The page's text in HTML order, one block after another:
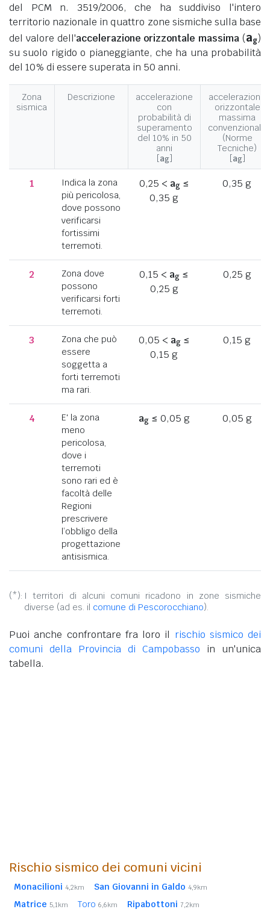
del PCM n. 3519/2006, che ha suddiviso l'intero
territorio nazionale in quattro zone sismiche sulla base
del valore dell'accelerazione orizzontale massima (ag)
su suolo rigido o pianeggiante, che ha una probabilità
del 10% di essere superata in 50 anni.
Zona
sismica
Descrizione
accelerazione
con
probabilità di
superamento
del 10% in 50
anni
[ag]
accelerazione
orizzontale
massima
convenzionale
(Norme
Tecniche)
[ag]
1
Indica la zona
più pericolosa,
dove possono
verificarsi
fortissimi
terremoti.
0,25 < ag≤
0,35 g
0,35 g
2
Zona dove
possono
verificarsi forti
terremoti.
0,15 < ag ≤
0,25 g
0,25 g
3
Zona che può
essere
soggetta a
forti terremoti
ma rari.
0,05 < ag≤
0,15 g
0,15 g
4
E' la zona
meno
pericolosa,
dove i
terremoti
sono rari ed è
facoltà delle
Regioni
prescrivere
l’obbligo della
progettazione
antisismica.
ag≤ 0,05 g 0,05 g
(*): I territori di alcuni comuni ricadono in zone sismiche
diverse (ad es. il comune di Pescorocchiano).
Puoi anche confrontare fra loro il rischio sismico dei
comuni della Provincia di Campobasso in un'unica
tabella.
Rischio sismico dei comuni vicini
Monacilioni 4,2km San Giovanni in Galdo 4,9km
Matrice 5,1km Toro 6,6km Ripabottoni 7,2km